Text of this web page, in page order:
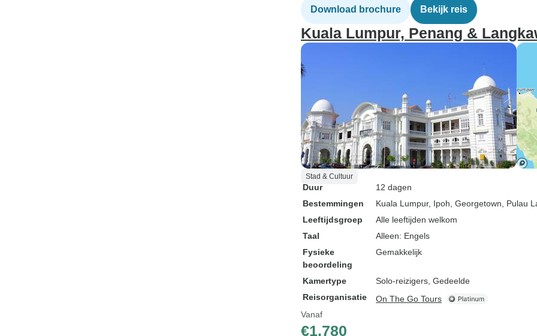
Download brochure Bekijk reis
Kuala Lumpur, Penang &
Stad & Cultuur
Duur
12 dagen
Bestemmingen
Kuala Lumpur, Ipoh , Georgetown , Pulau
Leeftijdsgroep
Alle leeftijden welkom
Taal
Alleen: Engels
Fysieke
beoordeling
Gemakkelijk
Kamertype
Solo-reizigers, Gedeelde
Reisorganisatie
On The Go Tours
Vanaf
€1.780